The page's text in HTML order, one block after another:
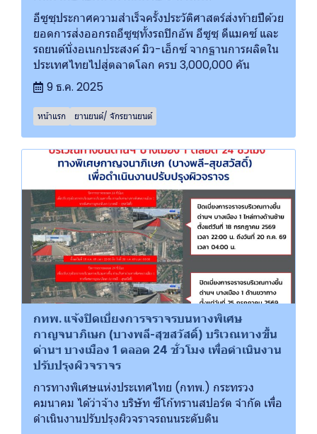
อีซูซุประกาศความสำเร็จครั้งประวัติศาสตร์ส่งท้ายปีด้วย
ยอดการส่งออกรถอีซูซุทั้งรถปิกอัพ อีซูซุ ดีแมคซ์ และ
รถยนต์นั่งอเนกประสงค์ มิว-เอ็กซ์ จากฐานการผลิตใน
ประเทศไทยไปสู่ตลาดโลก ครบ 3,000,000 คัน
9 ธ.ค. 2025
หน้าแรก ยานยนต์/ จักรยานยนต์
กทพ. แจ้งปิดเบี่ยงการจราจรบนทางพิเศษ
กาญจนาภิเษก (บางพลี-สุขสวัสดิ์) บริเวณทางขึ้น
ด่านฯ บางเมือง 1 ตลอด 24 ชั่วโมง เพื่อดำเนินงาน
ปรับปรุงผิวจราจร
การทางพิเศษแห่งประเทศไทย (กทพ.) กระทรวง
คมนาคม ได้ว่าจ้าง บริษัท ซีโก้ทรานสปอร์ต จำกัด เพื่อ
ดำเนินงานปรับปรุงผิวจราจรถนนระดับดิน